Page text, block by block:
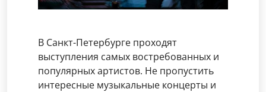
В Санкт-Петербурге проходят
выступления самых востребованных и
популярных артистов. Не пропустить
интересные музыкальные концерты и